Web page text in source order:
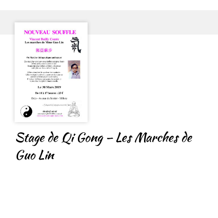
Stage de Qi Gong – Les Marches de
Guo Lin